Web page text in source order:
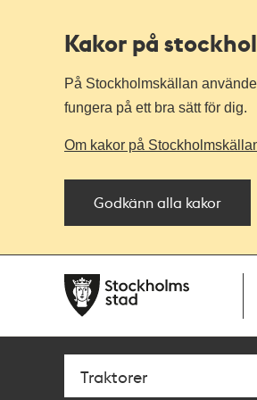
Kakor på
På Stockholmskällan
fungera på ett bra sätt för dig.
Om kakor på
Godkänn alla kakor
navigationen
huvudinnehållet
Sök